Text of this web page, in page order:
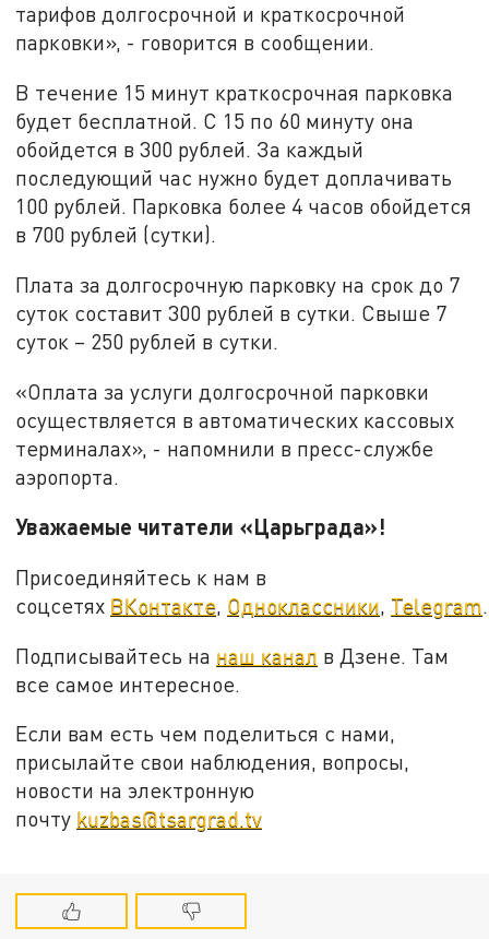
тарифов долгосрочной и краткосрочной
парковки», - говорится в сообщении.
В течение 15 минут краткосрочная парковка
будет бесплатной. С 15 по 60 минуту она
обойдется в 300 рублей. За каждый
последующий час нужно будет доплачивать
100 рублей. Парковка более 4 часов обойдется
в 700 рублей (сутки).
Плата за долгосрочную парковку на срок до 7
суток составит 300 рублей в сутки. Свыше 7
суток – 250 рублей в сутки.
«Оплата за услуги долгосрочной парковки
осуществляется в автоматических кассовых
терминалах», - напомнили в пресс-службе
аэропорта.
Уважаемые читатели «Царьграда»!
Присоединяйтесь к нам в
соцсетях ВКонтакте, Одноклассники, Telegram.
Подписывайтесь на наш канал в Дзене. Там
все самое интересное.
Если вам есть чем поделиться с нами,
присылайте свои наблюдения, вопросы,
новости на электронную
почту kuzbas@tsargrad.tv